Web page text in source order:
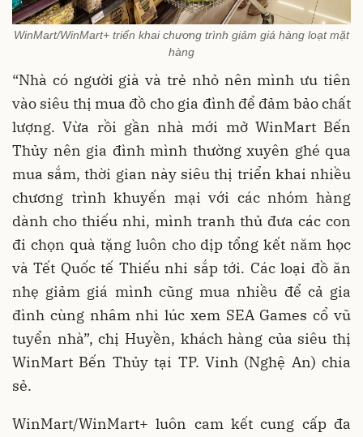
WinMart/WinMart+ triển khai chương trình giảm giá hàng loạt mặt
hàng
“Nhà có người già và trẻ nhỏ nên mình ưu tiên
vào siêu thị mua đồ cho gia đình để đảm bảo chất
lượng. Vừa rồi gần nhà mới mở WinMart Bến
Thủy nên gia đình mình thường xuyên ghé qua
mua sắm, thời gian này siêu thị triển khai nhiều
chương trình khuyến mại với các nhóm hàng
dành cho thiếu nhi, mình tranh thủ đưa các con
đi chọn quà tặng luôn cho dịp tổng kết năm học
và Tết Quốc tế Thiếu nhi sắp tới. Các loại đồ ăn
nhẹ giảm giá mình cũng mua nhiều để cả gia
đình cùng nhâm nhi lúc xem SEA Games cổ vũ
tuyển nhà”, chị Huyền, khách hàng của siêu thị
WinMart Bến Thủy tại TP. Vinh (Nghệ An) chia
sẻ.
WinMart/WinMart+ luôn cam kết cung cấp đa